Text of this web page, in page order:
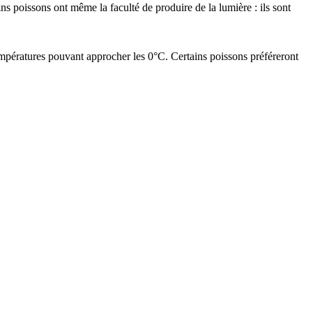
poissons ont même la faculté de produire de la lumière : ils sont
pouvant approcher les 0°C. Certains poissons préféreront